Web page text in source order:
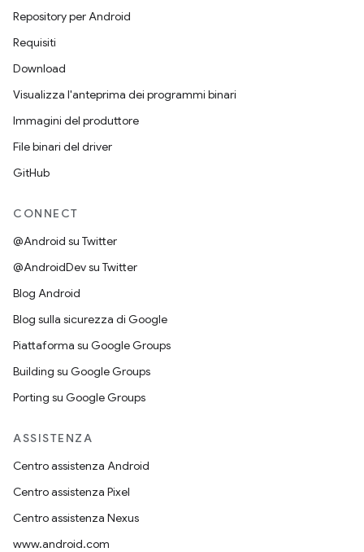
Repository per Android
Requisiti
Download
Visualizza l'anteprima dei programmi binari
Immagini del produttore
File binari del driver
GitHub
CONNECT
@Android su Twitter
@AndroidDev su Twitter
Blog Android
Blog sulla sicurezza di Google
Piattaforma su Google Groups
Building su Google Groups
Porting su Google Groups
ASSISTENZA
Centro assistenza Android
Centro assistenza Pixel
Centro assistenza Nexus
www.android.com